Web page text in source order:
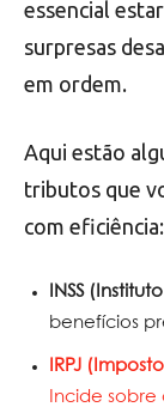
essencial
surpresas
em ordem.
Aqui estão
tributos que
com eficiência:
INSS
benefícios
IRPJ
Incide sobre